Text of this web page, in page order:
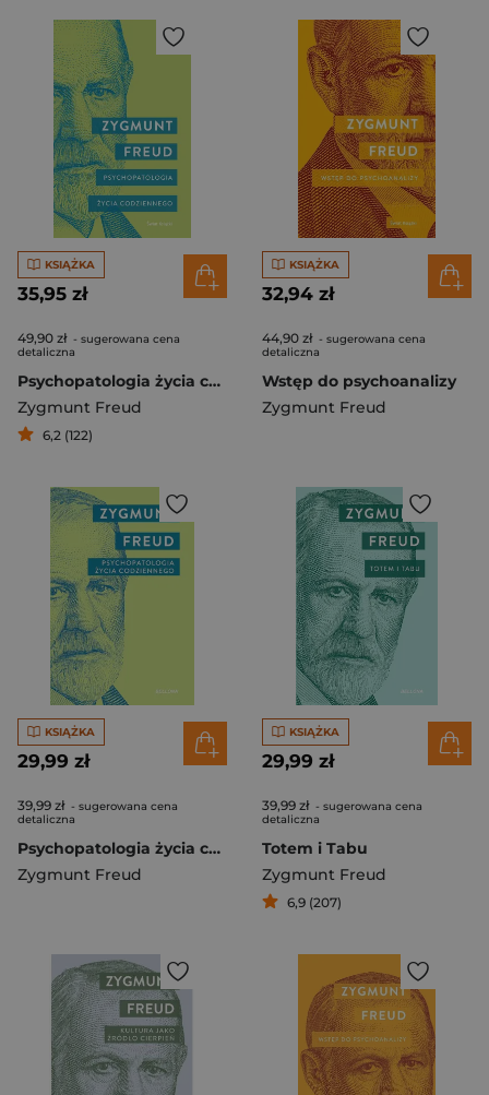
KSIĄŻKA
35,95 zł
49,90 zł - sugerowana cena
detaliczna
Psychopatologia życia codziennego
Zygmunt Freud
6,2 (122)
KSIĄŻKA
32,94 zł
44,90 zł - sugerowana cena
detaliczna
Wstęp do psychoanalizy
Zygmunt Freud
KSIĄŻKA
29,99 zł
39,99 zł - sugerowana cena
detaliczna
Psychopatologia życia codziennego
Zygmunt Freud
KSIĄŻKA
29,99 zł
39,99 zł - sugerowana cena
detaliczna
Totem i Tabu
Zygmunt Freud
6,9 (207)